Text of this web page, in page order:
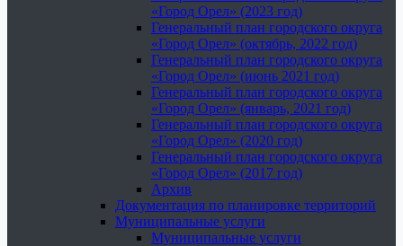
«Город Орел» (2023 год)
Генеральный план городского округа
«Город Орел» (октябрь, 2022 год)
Генеральный план городского округа
«Город Орел» (июнь 2021 год)
Генеральный план городского округа
«Город Орел» (январь, 2021 год)
Генеральный план городского округа
«Город Орел» (2020 год)
Генеральный план городского округа
«Город Орел» (2017 год)
Архив
Документация по планировке территорий
Муниципальные услуги
Муниципальные услуги